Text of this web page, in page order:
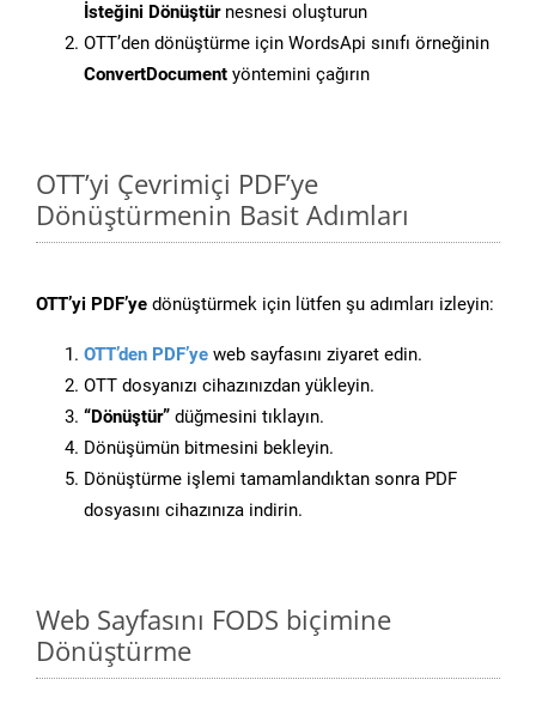
İsteğini Dönüştürnesnesi oluşturun
OTT’den dönüştürme için WordsApi sınıfı örneğinin
ConvertDocument yöntemini çağırın
OTT’yi Çevrimiçi PDF’ye
Dönüştürmenin Basit Adımları
OTT’yi PDF’ye dönüştürmek için lütfen şu adımları izleyin:
OTT’den PDF’ye web sayfasını ziyaret edin.
OTT dosyanızı cihazınızdan yükleyin.
“Dönüştür” düğmesini tıklayın.
Dönüşümün bitmesini bekleyin.
Dönüştürme işlemi tamamlandıktan sonra PDF
dosyasını cihazınıza indirin.
Web Sayfasını FODS biçimine
Dönüştürme